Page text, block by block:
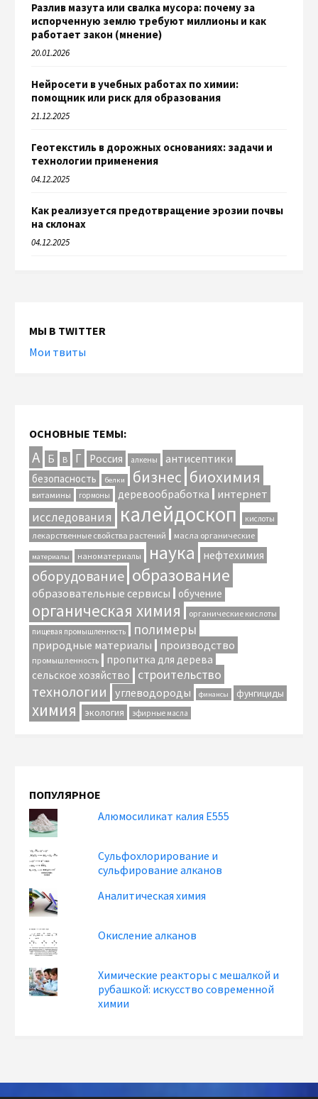
Разлив мазута или свалка мусора: почему за
испорченную землю требуют миллионы и как
работает закон (мнение)
20.01.2026
Нейросети в учебных работах по химии:
помощник или риск для образования
21.12.2025
Геотекстиль в дорожных основаниях: задачи и
технологии применения
04.12.2025
Как реализуется предотвращение эрозии почвы
на склонах
04.12.2025
МЫ В TWITTER
Мои твиты
ОСНОВНЫЕ ТЕМЫ:
А Б В Г Россия алкены антисептики
безопасность белки бизнес биохимия
витамины гормоны деревообработка интернет
исследования калейдоскоп кислоты
лекарственные свойства растений масла органические
материалы наноматериалы наука нефтехимия
оборудование образование
образовательные сервисы обучение
органическая химия органические кислоты
пищевая промышленность полимеры
природные материалы производство
промышленность
пропитка для дерева
сельское хозяйство
строительство
технологии углеводороды финансы фунгициды
химия экология эфирные масла
ПОПУЛЯРНОЕ
Алюмосиликат калия Е555
Сульфохлорирование и
сульфирование алканов
Аналитическая химия
Окисление алканов
Химические реакторы с мешалкой и
рубашкой: искусство современной
химии